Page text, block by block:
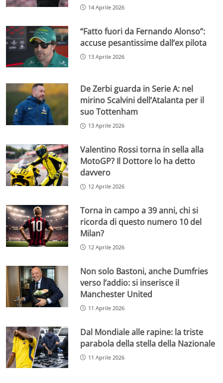
14 Aprile 2026
“Fatto fuori da Fernando Alonso”:
accuse pesantissime dall’ex pilota
13 Aprile 2026
De Zerbi guarda in Serie A: nel
mirino Scalvini dell’Atalanta per il
suo Tottenham
13 Aprile 2026
Valentino Rossi torna in sella alla
MotoGP? Il Dottore lo ha detto
davvero
12 Aprile 2026
Torna in campo a 39 anni, chi si
ricorda di questo numero 10 del
Milan?
12 Aprile 2026
Non solo Bastoni, anche Dumfries
verso l’addio: si inserisce il
Manchester United
11 Aprile 2026
Dal Mondiale alle rapine: la triste
parabola della stella della Nazionale
11 Aprile 2026